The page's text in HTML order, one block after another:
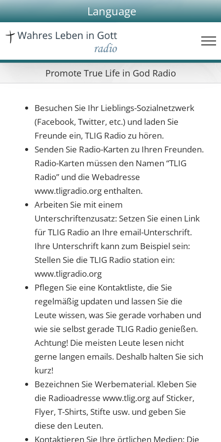
Skip
to
content
Language
Promote True Life in God Radio
Besuchen Sie Ihr Lieblings-Sozialnetzwerk
(Facebook, Twitter, etc.) und laden Sie
Freunde ein, TLIG Radio zu hören.
Senden Sie Radio-Karten zu Ihren Freunden.
Radio-Karten müssen den Namen “TLIG
Radio” und die Webadresse
www.tligradio.org enthalten.
Arbeiten Sie mit einem
Unterschriftenzusatz: Setzen Sie einen Link
für TLIG Radio an Ihre email-Unterschrift.
Ihre Unterschrift kann zum Beispiel sein:
Stellen Sie die TLIG Radio station ein:
www.tligradio.org
Pflegen Sie eine Kontaktliste, die Sie
regelmäßig updaten und lassen Sie die
Leute wissen, was Sie gerade vorhaben und
wie sie selbst gerade TLIG Radio genießen.
Achtung! Die meisten Leute lesen nicht
gerne langen emails. Deshalb halten Sie sich
kurz!
Bezeichnen Sie Werbematerial. Kleben Sie
die Radioadresse www.tlig.org auf Sticker,
Flyer, T-Shirts, Stifte usw. und geben Sie
diese den Leuten.
Kontaktieren Sie Ihre örtlichen Medien: Die